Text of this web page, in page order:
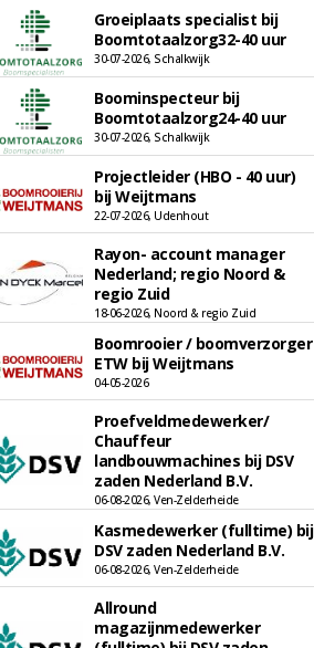
Groeiplaats specialist bij
Boomtotaalzorg32-40 uur
30-07-2026, Schalkwijk
Boominspecteur bij
Boomtotaalzorg24-40 uur
30-07-2026, Schalkwijk
Projectleider (HBO - 40 uur)
bij Weijtmans
22-07-2026, Udenhout
Rayon- account manager
Nederland; regio Noord &
regio Zuid
18-06-2026, Noord & regio Zuid
Boomrooier / boomverzorger
ETW bij Weijtmans
04-05-2026
Proefveldmedewerker/
Chauffeur
landbouwmachines bij DSV
zaden Nederland B.V.
06-08-2026, Ven-Zelderheide
Kasmedewerker (fulltime) bij
DSV zaden Nederland B.V.
06-08-2026, Ven-Zelderheide
Allround
magazijnmedewerker